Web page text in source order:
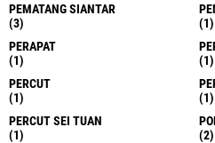
PEMATANG SIANTAR
(3)
(1)
PERAPAT
(1)
(1)
PERCUT
(1)
(1)
PERCUT SEI TUAN
(1)
(2)